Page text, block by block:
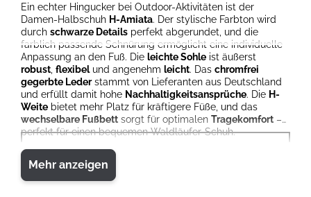
Ein echter Hingucker bei Outdoor-Aktivitäten ist der
Damen-Halbschuh H-Amiata. Der stylische Farbton wird
durch schwarze Details perfekt abgerundet, und die
farblich passende Schnürung ermöglicht eine individuelle
Anpassung an den Fuß. Die leichte Sohle ist äußerst
robust flexibelund angenehm leicht. Das chromfrei
gegerbte Lederstammt von Lieferanten aus Deutschland
und erfüllt damit hohe Nachhaltigkeitsansprüche. Die H-
Weite bietet mehr Platz für kräftigere Füße, und das
wechselbare Fußbett sorgt für optimalen Tragekomfort –
perfekt für einen bequemen Waldläufer-Schuh.
Mehr anzeigen